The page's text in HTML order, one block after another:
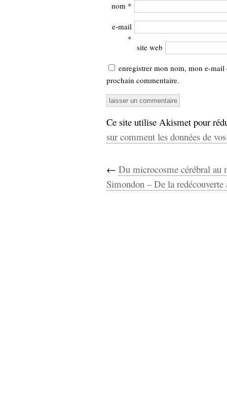
nom *
e-mail
*
site web
enregistrer mon nom, mon e-
prochain commentaire.
Ce site utilise Akismet pour
sur comment les données de
← Du microcosme cérébral au
Simondon – De la